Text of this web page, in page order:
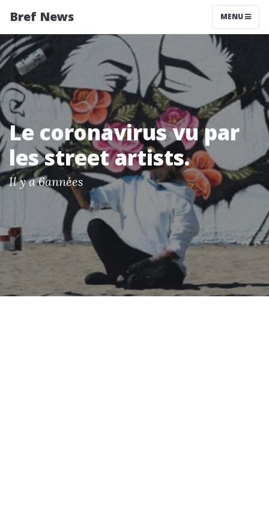
Bref News MENU
Le coronavirus vu par
les street artists.
Il y a 6années